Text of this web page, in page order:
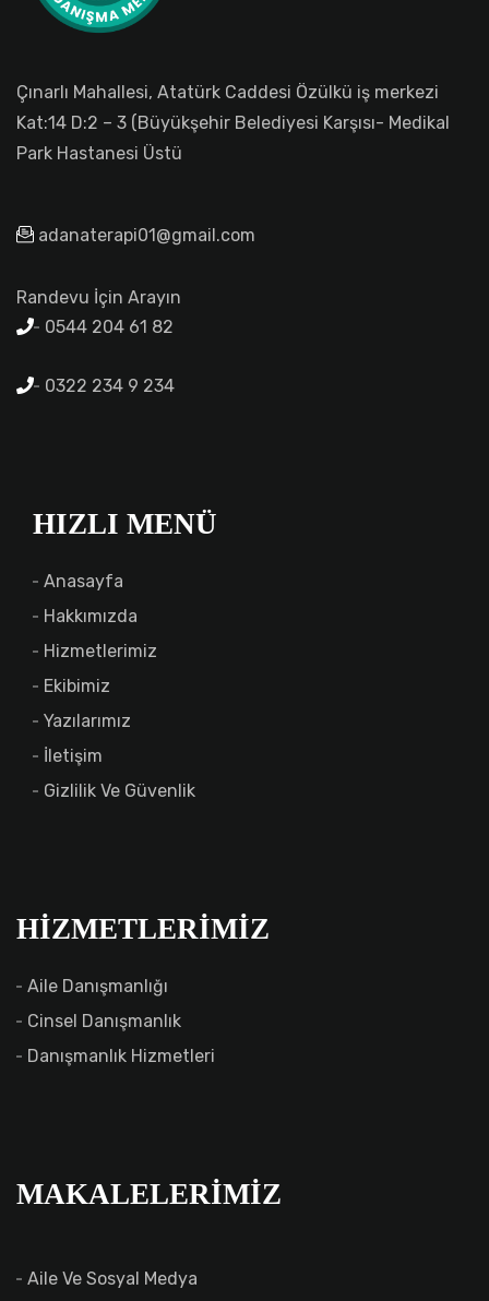
Çınarlı Mahallesi, Atatürk Caddesi Özülkü iş merkezi
Kat:14 D:2 – 3 (Büyükşehir Belediyesi Karşısı- Medikal
Park Hastanesi Üstü
adanaterapi01@gmail.com
Randevu İçin Arayın
0544 204 61 82
0322 234 9 234
HIZLI MENÜ
Anasayfa
Hakkımızda
Hizmetlerimiz
Ekibimiz
Yazılarımız
İletişim
Gizlilik Ve Güvenlik
HIZMETLERIMIZ
Aile Danışmanlığı
Cinsel Danışmanlık
Danışmanlık Hizmetleri
MAKALELERIMIZ
Aile Ve Sosyal Medya